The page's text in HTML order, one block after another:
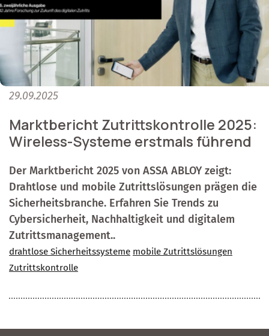
29.09.2025
Marktbericht Zutrittskontrolle 2025:
Wireless-Systeme erstmals führend
Der Marktbericht 2025 von ASSA ABLOY zeigt:
Drahtlose und mobile Zutrittslösungen prägen die
Sicherheitsbranche. Erfahren Sie Trends zu
Cybersicherheit, Nachhaltigkeit und digitalem
Zutrittsmanagement..
drahtlose Sicherheitssysteme mobile Zutrittslösungen
Zutrittskontrolle